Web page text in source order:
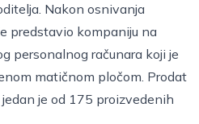
Nakon osnivanja
predstavio kompaniju na
personalnog računara koji je
matičnom pločom. Prodat
je od 175 proizvedenih